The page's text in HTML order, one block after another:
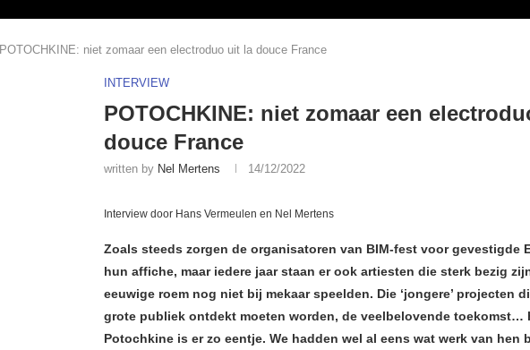
POTOCHKINE: niet zomaar een electroduo uit la douce France
INTERVIEW
POTOCHKINE: niet zomaar een
douce France
written by Nel Mertens 14/12/2022
Interview door Hans Vermeulen en Nel Mertens
Zoals steeds zorgen de organisatoren van BIM-fest voor gevestigde
hun affiche, maar iedere jaar staan er ook artiesten die sterk bezig
eeuwige roem nog niet bij mekaar speelden. Die ‘jongere’ projecten
grote publiek ontdekt moeten worden, de veelbelovende toekomst…
Potochkine is er zo eentje. We hadden wel al eens wat werk van hen